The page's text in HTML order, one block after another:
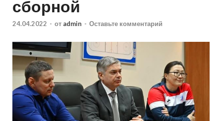
сборной
24.04.2022 - от admin - Оставьте комментарий